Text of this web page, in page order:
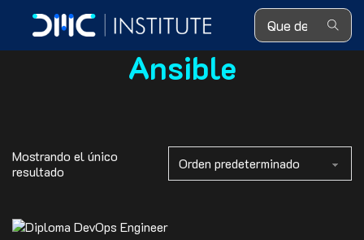
Search ...
Ansible
Mostrando el único
resultado